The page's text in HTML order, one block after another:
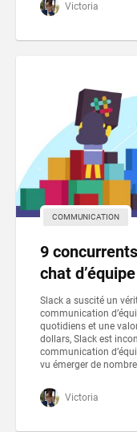
Victoria
COMMUNICATION
9
chat
Slack a suscité un
communication
quotidiens et une
dollars, Slack est
communication
vu émerger de
Victoria